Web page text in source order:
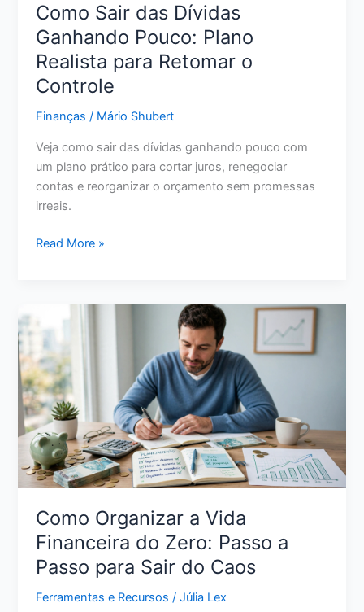
Como Sair das Dívidas
Ganhando Pouco: Plano
Realista para Retomar o
Controle
Finanças / Mário Shubert
Veja como sair das dívidas ganhando pouco com
um plano prático para cortar juros, renegociar
contas e reorganizar o orçamento sem promessas
irreais.
Como
Dívidas
Ganhando
Pouco:
Plano
Realista
para
Retomar
o
Controle
Read More »
Como Organizar a Vida
Financeira do Zero: Passo a
Passo para Sair do Caos
Ferramentas e Recursos /Júlia Lex